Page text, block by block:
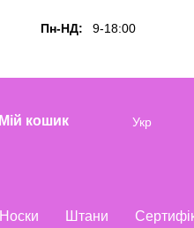
Пн-НД: 9-18:00
Мій кошик Укр
Носки Штани